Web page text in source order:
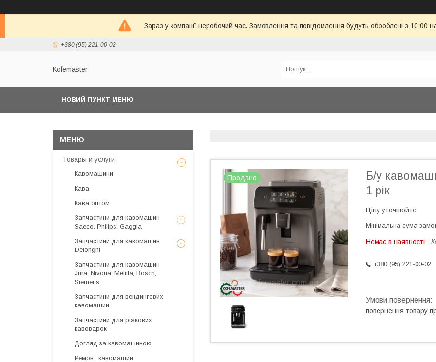
Зараз у компанії неробочий час. Замовлення та повідомлення будуть оброблені з 10:00
+380 (95) 221-00-02
Kofemaster
НОВИЙ ПУНКТ МЕНЮ
Продано
Б/у
1 рік
Ціну уточнюйте
Мінімальна сума
Немає в наявності
+380 (95) 221-00-02
повернення товару
Товары и услуги
Кавомашини
Кава
Кава оптом
Запчастини для кавомашин
Saeco, Philips, Gaggia
Запчастини для кавомашин
Delonghi
Запчастини для кавомашин
Jura, Nivona, Melitta, Bosch,
Siemens
Запчастини для вендингових
кавомашин
Запчастини для ріжкових
кавоварок
Догляд за кавомашиною
Ремонт кавомашин